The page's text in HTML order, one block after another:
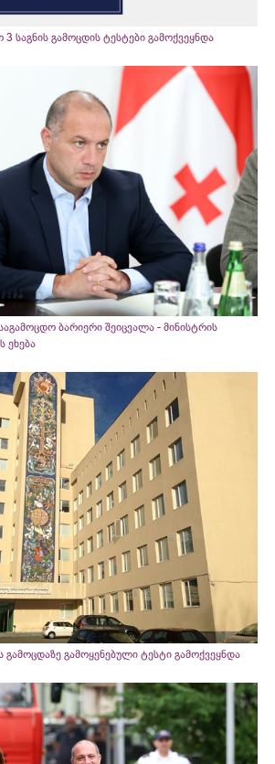
საგნის გამოცდის ტესტები გამოქვეყნდა
ბარიერი შეიცვალა - მინისტრის
ეხება
გამოცდაზე გამოყენებული ტესტი გამოქვეყნდა